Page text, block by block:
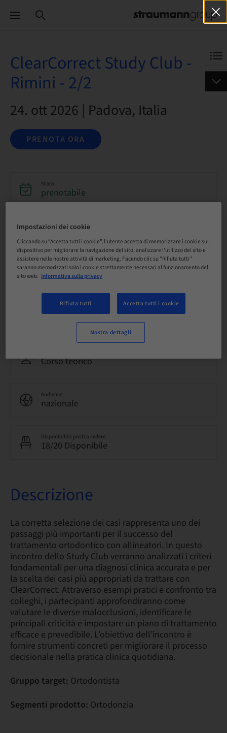
ClearCorrect Study Club -
Rimini - 2/2
24. ott 2026 | Padova, Italia
PRENOTA ORA
Stato
prenotabile
Scadenza registrazione
Lingua
Italiano
0.00 Punti
Corso teorico
Audience
nazionale
Disponibilità posti a sedere
18/20 Disponibile
Descrizione
La corretta selezione dei casi rappresenta uno dei
passaggi più importanti per il successo del
trattamento ortodontico con allineatori. In questo
incontro dello Study Club verranno analizzati i criteri
fondamentali per una diagnosi clinica accurata e per
la scelta dei casi più appropriati da trattare con
ClearCorrect. Attraverso esempi pratici e confronto tra
colleghi, i partecipanti approfondiranno come
valutare le diverse malocclusioni, identificare le
principali criticità e impostare un piano di trattamento
efficace e prevedibile. L’obiettivo dell’incontro è
fornire strumenti concreti per migliorare il processo
decisionale nella pratica clinica quotidiana.
Gruppo target: Ortodontista
Segmenti prodotto: Ortodonzia
Impostazioni dei cookie
Cliccando su “Accetta tutti i cookie”, l'utente accetta di memorizzare i cookie sul
dispositivo per migliorare la navigazione del sito, analizzare l'utilizzo del sito e
assistere nelle nostre attività di marketing. Facendo clic su "Rifiuta tutti"
saranno memorizzati solo i cookie strettamente necessari al funzionamento del
sito web. Informativa sulla privacy
Rifiuta tutti Accetta tutti i cookie
Mostra dettagli